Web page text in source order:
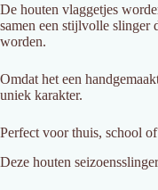
De houten vlaggetjes
samen een stijlvolle slinger
worden.
Omdat het een
uniek karakter.
Perfect voorthuis, school of
Deze houten